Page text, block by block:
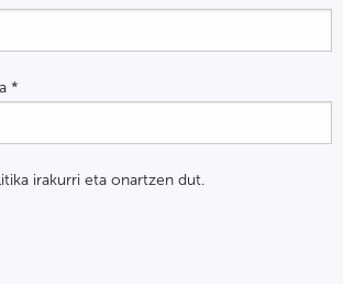
*
irakurri eta onartzen dut.